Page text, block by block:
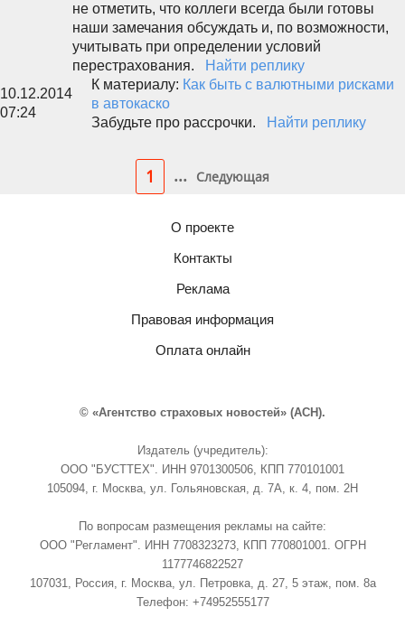
не отметить, что коллеги всегда были готовы
наши замечания обсуждать и, по возможности,
учитывать при определении условий
перестрахования.
Найти реплику
10.12.2014
07:24
К материалу: Как быть с валютными рисками
в автокаско
Забудьте про рассрочки.
Найти реплику
1 ... Следующая
О проекте
Контакты
Реклама
Правовая информация
Оплата онлайн
© «Агентство страховых новостей» (АСН).
Издатель (учредитель):
ООО "БУСТТЕХ". ИНН 9701300506, КПП 770101001
105094, г. Москва, ул. Гольяновская, д. 7А, к. 4, пом. 2Н
По вопросам размещения рекламы на сайте:
ООО "Регламент". ИНН 7708323273, КПП 770801001. ОГРН
1177746822527
107031, Россия, г. Москва, ул. Петровка, д. 27, 5 этаж, пом. 8а
Телефон: +74952555177